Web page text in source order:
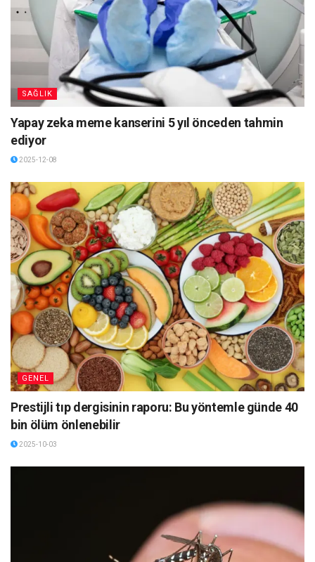
SAĞLIK
Yapay zeka meme kanserini 5 yıl önceden tahmin
ediyor
2025-12-08
GENEL
Prestijli tıp dergisinin raporu: Bu yöntemle günde 40
bin ölüm önlenebilir
2025-10-03